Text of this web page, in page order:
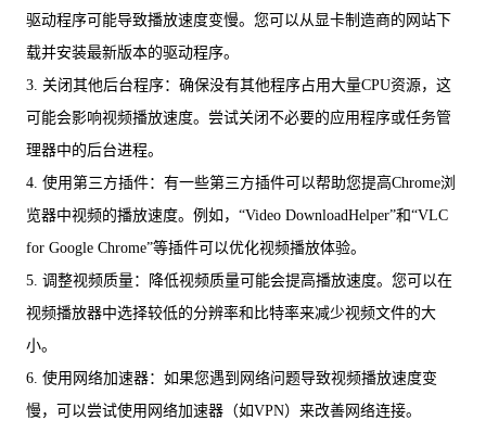
驱动程序可能导致播放速度变慢。您可以从显卡制造商的网站下
载并安装最新版本的驱动程序。
3. 关闭其他后台程序：确保没有其他程序占用大量CPU资源，这
可能会影响视频播放速度。尝试关闭不必要的应用程序或任务管
理器中的后台进程。
4. 使用第三方插件：有一些第三方插件可以帮助您提高Chrome浏
览器中视频的播放速度。例如，“Video DownloadHelper”和“VLC
for Google Chrome”等插件可以优化视频播放体验。
5. 调整视频质量：降低视频质量可能会提高播放速度。您可以在
视频播放器中选择较低的分辨率和比特率来减少视频文件的大
小。
6. 使用网络加速器：如果您遇到网络问题导致视频播放速度变
慢，可以尝试使用网络加速器（如VPN）来改善网络连接。